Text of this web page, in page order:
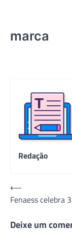
marca
Redação
Navegação
de
Post
⟵
Fenaess celebra
Deixe um